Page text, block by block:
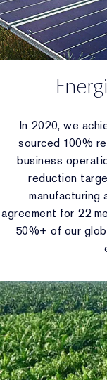
In 2020, we
sourced 100%
business
reduction
manufacturing
agreement for 22
50%+ of our